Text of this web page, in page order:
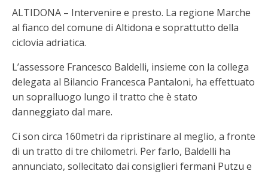
ALTIDONA – Intervenire e presto. La regione Marche
al fianco del comune di Altidona e soprattutto della
ciclovia adriatica.
L’assessore Francesco Baldelli, insieme con la collega
delegata al Bilancio Francesca Pantaloni, ha effettuato
un sopralluogo lungo il tratto che è stato
danneggiato dal mare.
Ci son circa 160metri da ripristinare al meglio, a fronte
di un tratto di tre chilometri. Per farlo, Baldelli ha
annunciato, sollecitato dai consiglieri fermani Putzu e